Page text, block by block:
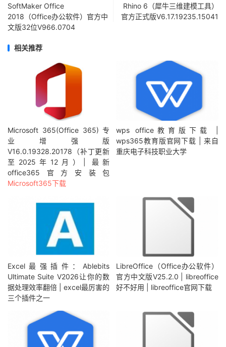
SoftMaker Office
2018（Office办公软件）官方中
文版32位V966.0704
Rhino 6（犀牛三维建模工具）
官方正式版V6.17.19235.15041
相关推荐
Microsoft 365(Office 365) 专
业增强版
V16.0.19328.20178（补丁更新
至2025年12月）| 最新
office365官方安装包
Microsoft365下载
wps office教育版下载 |
wps365教育版官网下载 | 来自
重庆电子科技职业大学
Excel最强插件：Ablebits
Ultimate Suite V2026让你的数
据处理效率翻倍 | excel最厉害的
三个插件之一
LibreOffice（Office办公软件）
官方中文版V25.2.0 | libreoffice
好不好用 | libreoffice官网下载